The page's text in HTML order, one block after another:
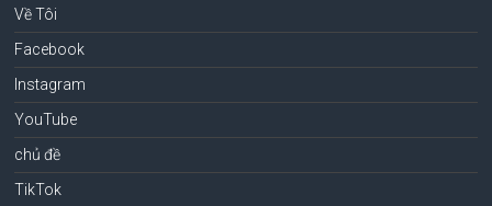
Về Tôi
Facebook
Instagram
YouTube
chủ đề
TikTok